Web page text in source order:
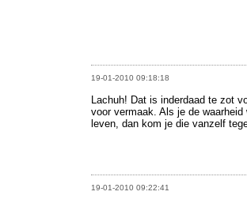
19-01-2010 09:18:18
Lachuh! Dat is inderdaad te zot
voor vermaak. Als je de
leven, dan kom je die vanzelf
19-01-2010 09:22:41